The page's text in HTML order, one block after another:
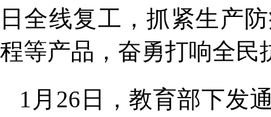
日全线复工，抓紧生产
程等产品，奋勇打响全民
1月26日，教育部下发